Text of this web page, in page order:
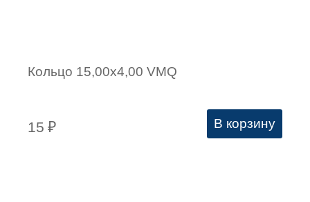
Кольцо 15,00х4,00 VMQ
15 ₽ В корзину